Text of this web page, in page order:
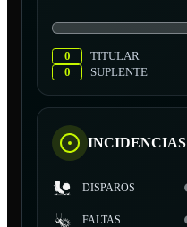
0
TITULAR
0
SUPLENTE
INCIDENCIAS
DISPAROS
FALTAS